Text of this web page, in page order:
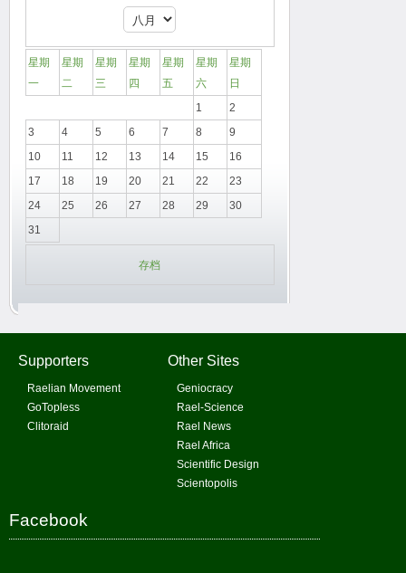
星期
一
星期
二
星期
三
星期
四
星期
五
星期
六
星期
日
1
2
3
4 5 6 7 8
9
10
11 12 13 14 15
16
17
18 19 20 21 22
23
24
25 26 27 28 29
30
31
存档
Supporters
Raelian Movement
GoTopless
Clitoraid
Other Sites
Geniocracy
Rael-Science
Rael News
Rael Africa
Scientific Design
Scientopolis
Facebook